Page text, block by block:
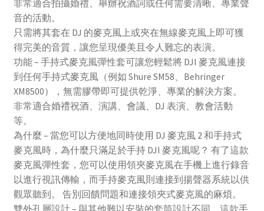
非常適合拍攝婚禮、舉辦祝酒詞或任何需要清晰、專業聲
音的活動。
只需將其套在 DJ 的麥克風上或夾在無線麥克風上即可獲
得完美的音質，讓您呈現優美且令人難忘的表演。
功能 – 手持式麥克風彈性套可讓您輕鬆將 DJI 麥克風連接
到任何手持式麥克風（例如 Shure SM58、Behringer
XM8500），無需膠帶即可提供乾淨、專業的解決方案。
非常適合婚禮祝酒、演講、會議、DJ 表演、教會活動
等。
為什麼 – 當您可以方便地同時使用 DJ 麥克風 2 和手持式
麥克風時，為什麼只滿足於手持 DJI 麥克風呢？ 有了這款
麥克風彈性套，您可以使用領夾麥克風在手機上進行錄音
以進行視訊傳輸，而手持麥克風則連接到揚聲器系統以供
觀眾聽到。 告別回饋問題和連接領夾式麥克風的麻煩。